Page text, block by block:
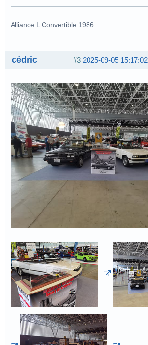
Alliance L Convertible 1986
#3 2025-09-05 15:17:02
cédric